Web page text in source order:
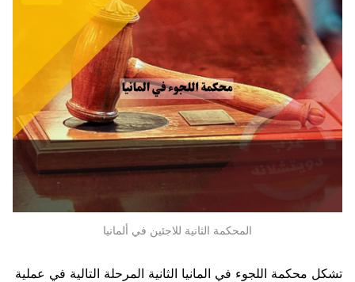
المحكمة الثانية للاجئين في ألمانيا
تشكل محكمة اللجوء في المانيا الثانية المرحلة التالية في عملية